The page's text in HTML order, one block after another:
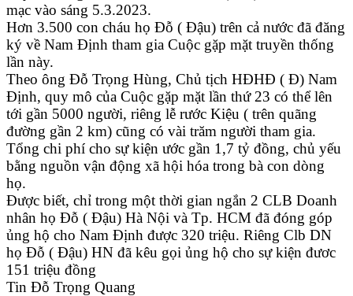
mạc vào sáng 5.3.2023.
Hơn 3.500 con cháu họ Đỗ ( Đậu) trên cả nước đã đăng
ký về Nam Định tham gia Cuộc gặp mặt truyền thống
lần này.
Theo ông Đỗ Trọng Hùng, Chủ tịch HĐHĐ ( Đ) Nam
Định, quy mô của Cuộc gặp mặt lần thứ 23 có thể lên
tới gần 5000 người, riêng lễ rước Kiệu ( trên quãng
đường gần 2 km) cũng có vài trăm người tham gia.
Tổng chi phí cho sự kiện ước gần 1,7 tỷ đồng, chủ yếu
bằng nguồn vận động xã hội hóa trong bà con dòng
họ.
Được biết, chỉ trong một thời gian ngắn 2 CLB Doanh
nhân họ Đỗ ( Đậu) Hà Nội và Tp. HCM đã đóng góp
ủng hộ cho Nam Định được 320 triệu. Riêng Clb DN
họ Đỗ ( Đậu) HN đã kêu gọi ủng hộ cho sự kiện đươc
151 triệu đồng
Tin Đỗ Trọng Quang